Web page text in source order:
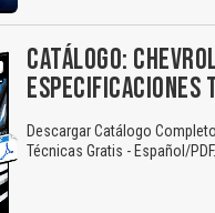
CATÁLOGO:
ESPECIFICACIONES
Descargar Catálogo
Técnicas Gratis - Español/PDF.